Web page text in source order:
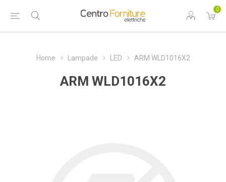
0
Home Lampade LED ARM WLD1016X2
ARM WLD1016X2